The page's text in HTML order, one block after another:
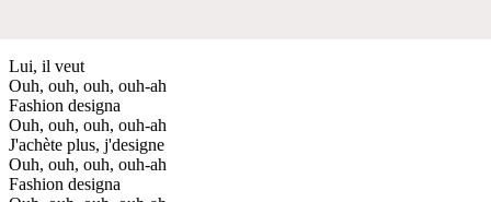
Lui, il veut
Ouh, ouh, ouh, ouh-ah
Fashion designa
Ouh, ouh, ouh, ouh-ah
J'achète plus, j'designe
Ouh, ouh, ouh, ouh-ah
Fashion designa